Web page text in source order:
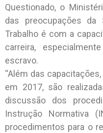
Questionado, o
das preocupações da
Trabalho é com a
carreira,
escravo.
“Além das
em 2017, são
discussão dos
Instrução Normativa
procedimentos para o